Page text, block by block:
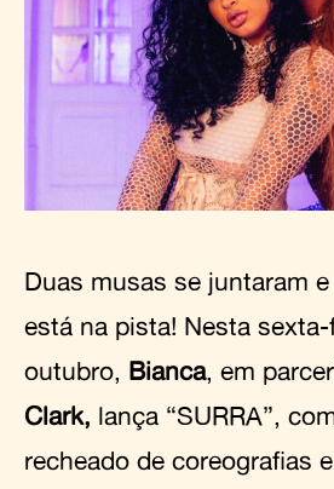
Duas musas se juntaram
está na pista! Nesta
outubro, Bianca, em
Clark, lança “SURRA”,
recheado de coreografias